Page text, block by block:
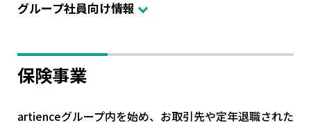
グループ社員向け情報
保険事業
artienceグループ内を始め、お取引先や定年退職された